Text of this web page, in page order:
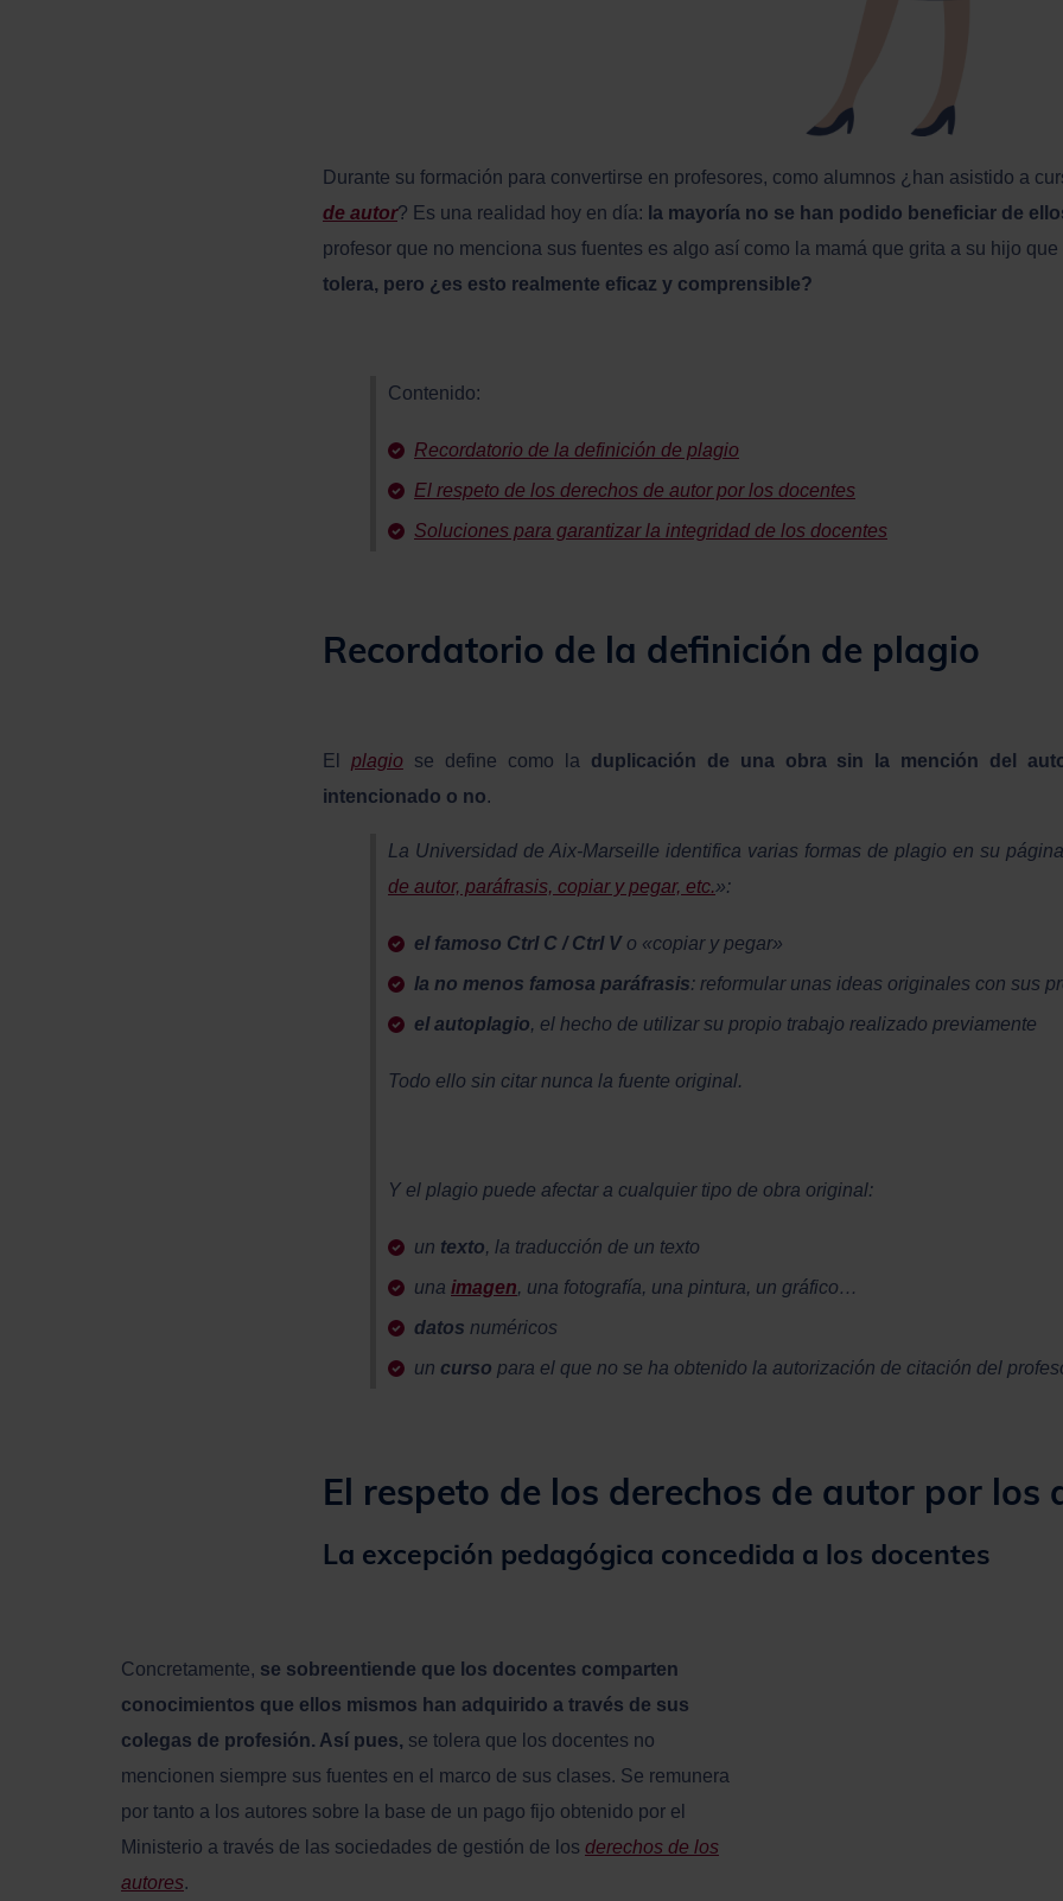
Durante su formación para convertirse en profesores, como alumnos ¿han asistido a
de autor? Es una realidad hoy en día: la mayoría no se han podido beneficiar de
profesor que no menciona sus fuentes es algo así como la mamá que grita a su hijo
tolera, pero ¿es esto realmente eficaz y comprensible?
Contenido:
Recordatorio de la definición de plagio
El respeto de los derechos de autor por los docentes
Soluciones para garantizar la integridad de los docentes
Recordatorio de la definición de plagio
El plagio se define como la duplicación de una obra sin la mención del
intencionado o no.
La Universidad de Aix-Marseille identifica varias formas de plagio en su
de autor, paráfrasis, copiar y pegar, etc.»:
el famoso Ctrl C / Ctrl Vo «copiar y pegar»
la no menos famosa paráfrasis: reformular unas ideas originales con sus
el autoplagio, el hecho de utilizar su propio trabajo realizado previamente
Todo ello sin citar nunca la fuente original.
Y el plagio puede afectar a cualquier tipo de obra original:
un texto, la traducción de un texto
una imagen, una fotografía, una pintura, un gráfico…
datos numéricos
un curso para el que no se ha obtenido la autorización de citación del
El respeto de los derechos de autor por los
La excepción pedagógica concedida a los docentes
Concretamente, se sobreentiende que los docentes comparten
conocimientos que ellos mismos han adquirido a través de sus
colegas de profesión. Así pues, se tolera que los docentes no
mencionen siempre sus fuentes en el marco de sus clases. Se remunera
por tanto a los autores sobre la base de un pago fijo obtenido por el
Ministerio a través de las sociedades de gestión de los derechos de los
autores.